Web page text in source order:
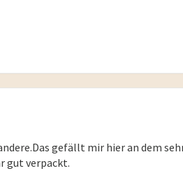
gefällt mir hier an dem
gut verpackt.